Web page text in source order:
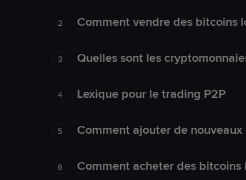
2 Comment vendre des bitcoins
3 Quelles sont les
4 Lexique pour le trading P2P
5 Comment ajouter de
6 Comment acheter des bitcoins